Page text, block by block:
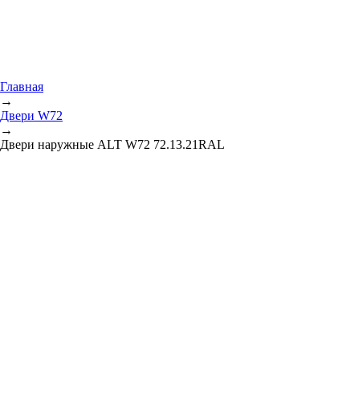
Главная
→
Двери W72
→
Двери наружные ALT W72 72.13.21RAL